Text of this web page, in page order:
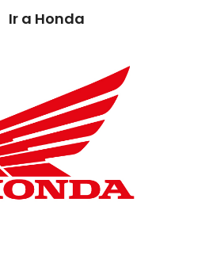
Ir a Honda